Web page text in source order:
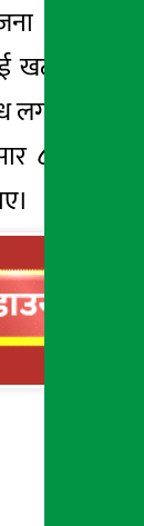
अघि
खटाइने
लगाइएको छ ।
८ देखि १८